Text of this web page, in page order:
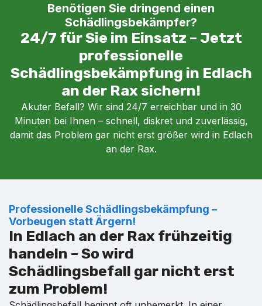
Benötigen Sie dringend einen
Schädlingsbekämpfer?
24/7 für Sie im Einsatz – Jetzt
professionelle
Schädlingsbekämpfung in Edlach
an der Rax sichern!
Akuter Befall? Wir sind 24/7 erreichbar und in 30
Minuten bei Ihnen – schnell, diskret und zuverlässig,
damit das Problem gar nicht erst größer wird in Edlach
an der Rax.
Professionelle Schädlingsbekämpfung –
Vorbeugen statt Ärgern!
In Edlach an der Rax frühzeitig
handeln – So wird
Schädlingsbefall gar nicht erst
zum Problem!